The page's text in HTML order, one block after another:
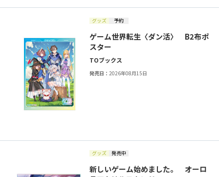
グッズ 予約
ゲーム世界転生〈ダン活〉 B2布ポ
スター
TOブックス
発売日：2026年08月15日
グッズ 発売中
新しいゲーム始めました。 オーロ